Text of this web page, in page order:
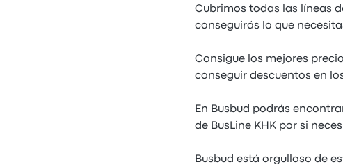
Cubrimos todas las líneas
conseguirás lo que
Consigue los mejores
conseguir descuentos en
En Busbud podrás
de BusLine KHK por si
Busbud está orgulloso de